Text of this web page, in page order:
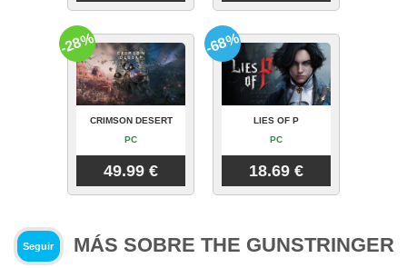
CRIMSON DESERT
PC
49.99 €
-28%
LIES OF P
PC
18.69 €
-68%
Seguir MÁS SOBRE THE GUNSTRINGER